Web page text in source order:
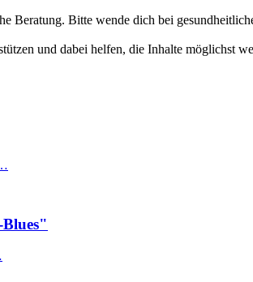
Beratung. Bitte wende dich bei
und dabei helfen, die Inhalte möglichst